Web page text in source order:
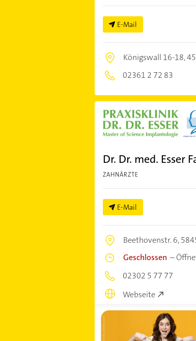
E-Mail
Königswall 16-18,
02361 2 72 83
Dr. Dr. med. Esser
ZAHNÄRZTE
E-Mail
Beethovenstr. 6,
Geschlossen –
02302 5 77 77
Webseite